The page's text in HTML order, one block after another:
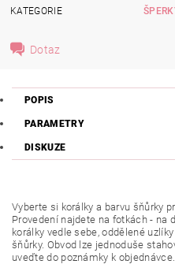
KATEGORIE
Dotaz
POPIS
PARAMETRY
DISKUZE
Vyberte si korálky a barvu šňůrky
Provedení najdete na fotkách - na
korálky vedle sebe, oddělené
šňůrky. Obvod lze jednoduše
uveďte do poznámky k objednávce.